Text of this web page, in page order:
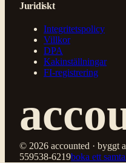
Juridiskt
Integritetspolicy
Villkor
DPA
Kakinställningar
FI-registrering
© 2026 accounted · byggt
559538-6219boka ett